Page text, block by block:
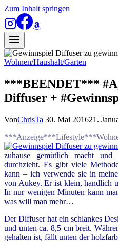
Zum Inhalt springen
Wohnen/Haushalt/Garten
***BEENDET***
Diffuser +
VonChrisTa 30. Mai 201621.
zuhause gemütlich macht
durchzieht. Es gibt viele
kann – ich verwende sie in
von Aukey. Er ist klein, handlich
In nur wenigen Minuten kann
was will man mehr…
Der Diffuser hat ein schlankes
und unten ca. 8,5 cm breit.
gehalten ist, fällt unten der